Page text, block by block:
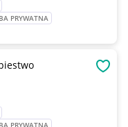
PRYWATNA
PRYWATNA